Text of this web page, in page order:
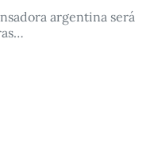
argentina será